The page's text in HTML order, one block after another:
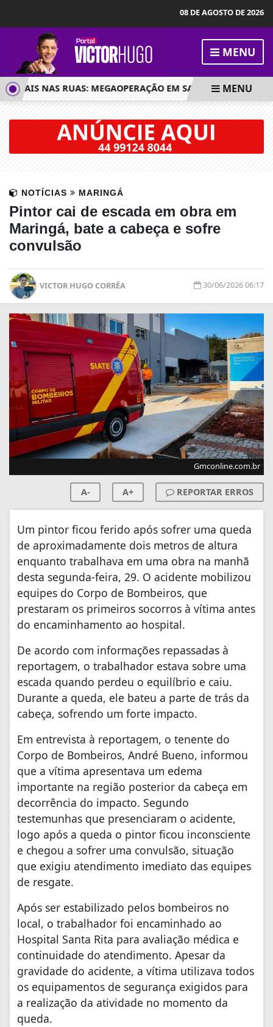
08 DE AGOSTO DE 2026
MENU
NAS RUAS: MEGAOPERAÇÃO EM SARANDI TEM SEIS
MENU
NOTÍCIAS MARINGÁ
Pintor cai de escada em obra em
Maringá, bate a cabeça e sofre
convulsão
VICTOR HUGO CORRÊA 30/06/2026 06:17
Gmconline.com.br
A- A+ REPORTAR ERROS
Um pintor ficou ferido após sofrer uma queda
de aproximadamente dois metros de altura
enquanto trabalhava em uma obra na manhã
desta segunda-feira, 29. O acidente mobilizou
equipes do Corpo de Bombeiros, que
prestaram os primeiros socorros à vítima antes
do encaminhamento ao hospital.
De acordo com informações repassadas à
reportagem, o trabalhador estava sobre uma
escada quando perdeu o equilíbrio e caiu.
Durante a queda, ele bateu a parte de trás da
cabeça, sofrendo um forte impacto.
Em entrevista à reportagem, o tenente do
Corpo de Bombeiros, André Bueno, informou
que a vítima apresentava um edema
importante na região posterior da cabeça em
decorrência do impacto. Segundo
testemunhas que presenciaram o acidente,
logo após a queda o pintor ficou inconsciente
e chegou a sofrer uma convulsão, situação
que exigiu atendimento imediato das equipes
de resgate.
Após ser estabilizado pelos bombeiros no
local, o trabalhador foi encaminhado ao
Hospital Santa Rita para avaliação médica e
continuidade do atendimento. Apesar da
gravidade do acidente, a vítima utilizava todos
os equipamentos de segurança exigidos para
a realização da atividade no momento da
queda.